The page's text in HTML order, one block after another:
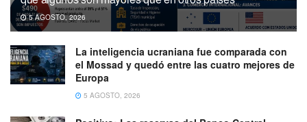
5 AGOSTO, 2026
La inteligencia ucraniana fue comparada con
el Mossad y quedó entre las cuatro mejores de
Europa
5 AGOSTO, 2026